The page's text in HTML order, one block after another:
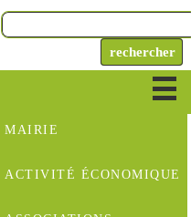
MAIRIE
ACTIVITÉ ÉCONOMIQUE